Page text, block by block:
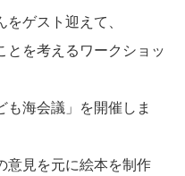
ゲスト迎えて、
とを考えるワークショッ
も海会議」を開催しま
意見を元に絵本を制作